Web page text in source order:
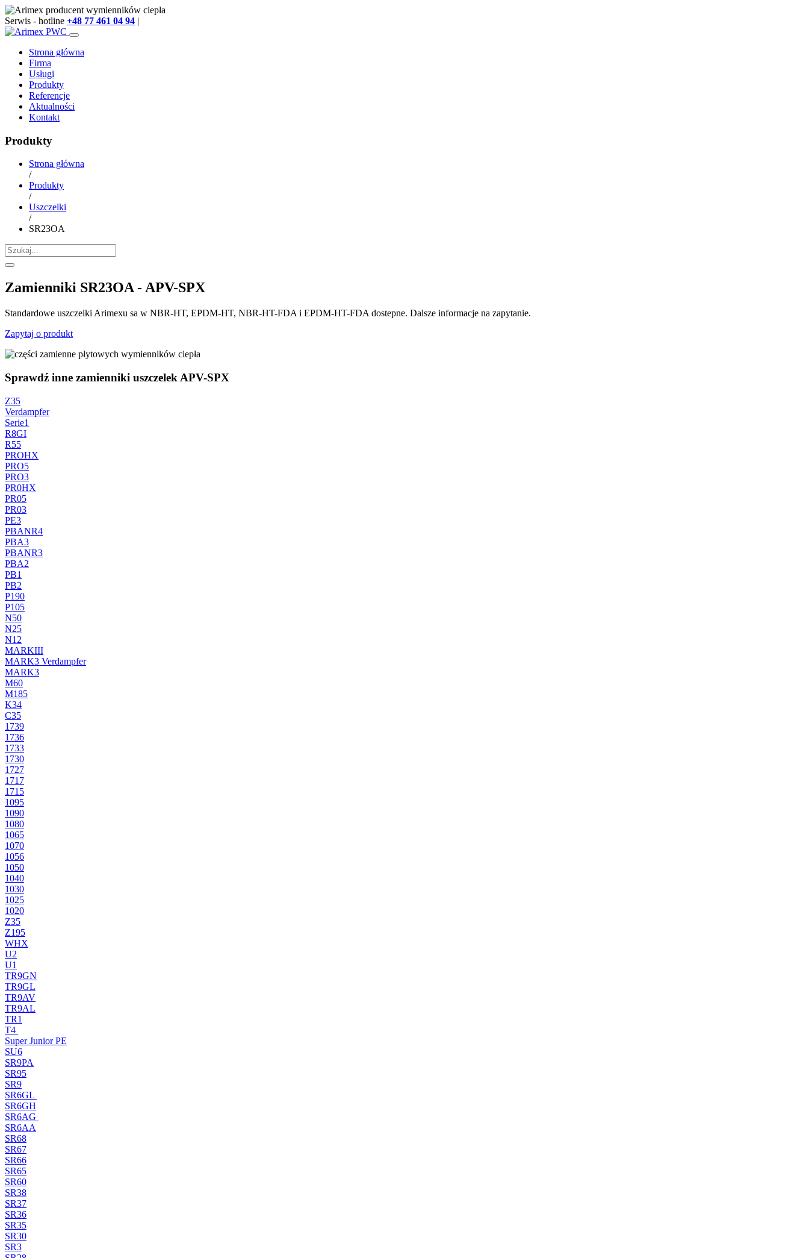
Serwis - hotline +48 77 461 04 94 |
Strona główna
Firma
Usługi
Produkty
Referencje
Aktualności
Kontakt
Produkty
Strona główna
/
Produkty
/
Uszczelki
/
SR23OA
Zamienniki SR23OA - APV-SPX
Standardowe uszczelki Arimexu sa w NBR-HT, EPDM-HT, NBR-HT-FDA i EPDM-HT-FDA dostepne. Dalsze informacje na zapytanie.
Zapytaj o produkt
Sprawdź inne zamienniki uszczelek APV-SPX
Z35
Verdampfer
Serie1
R8GI
R55
PROHX
PRO5
PRO3
PR0HX
PR05
PR03
PE3
PBANR4
PBA3
PBANR3
PBA2
PB1
PB2
P190
P105
N50
N25
N12
MARKIII
MARK3 Verdampfer
MARK3
M60
M185
K34
C35
1739
1736
1733
1730
1727
1717
1715
1095
1090
1080
1065
1070
1056
1050
1040
1030
1025
1020
Z35
Z195
WHX
U2
U1
TR9GN
TR9GL
TR9AV
TR9AL
TR1
T4
Super Junior PE
SU6
SR9PA
SR95
SR9
SR6GL
SR6GH
SR6AG
SR6AA
SR68
SR67
SR66
SR65
SR60
SR38
SR37
SR36
SR35
SR30
SR3